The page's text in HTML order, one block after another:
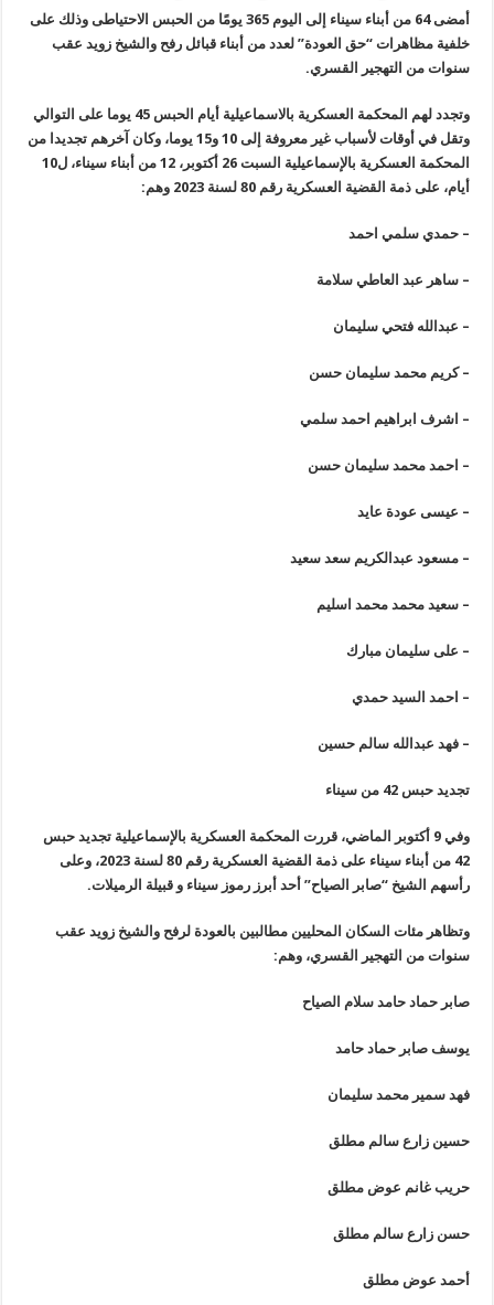
أمضى 64 من أبناء سيناء إلى اليوم 365 يومًا من الحبس الاحتياطى وذلك على
خلفية مظاهرات “حق العودة” لعدد من أبناء قبائل رفح والشيخ زويد عقب
سنوات من التهجير القسري.
وتجدد لهم المحكمة العسكرية بالاسماعيلية أيام الحبس 45 يوما على التوالي
وتقل في أوقات لأسباب غير معروفة إلى 10 و15 يوما، وكان آخرهم تجديدا من
المحكمة العسكرية بالإسماعيلية السبت 26 أكتوبر، 12 من أبناء سيناء، ل10
أيام، على ذمة القضية العسكرية رقم 80 لسنة 2023 وهم:
– حمدي سلمي احمد
– ساهر عبد العاطي سلامة
– عبدالله فتحي سليمان
– كريم محمد سليمان حسن
– اشرف ابراهيم احمد سلمي
– احمد محمد سليمان حسن
– عيسى عودة عايد
– مسعود عبدالكريم سعد سعيد
– سعيد محمد محمد اسليم
– على سليمان مبارك
– احمد السيد حمدي
– فهد عبدالله سالم حسين
تجديد حبس 42 من سيناء
وفي 9 أكتوبر الماضي، قررت المحكمة العسكرية بالإسماعيلية تجديد حبس
42 من أبناء سيناء على ذمة القضية العسكرية رقم 80 لسنة 2023، وعلى
رأسهم الشيخ “صابر الصياح” أحد أبرز رموز سيناء و قبيلة الرميلات.
وتظاهر مئات السكان المحليين مطالبين بالعودة لرفح والشيخ زويد عقب
سنوات من التهجير القسري، وهم:
صابر حماد حامد سلام الصياح
يوسف صابر حماد حامد
فهد سمير محمد سليمان
حسين زارع سالم مطلق
حريب غانم عوض مطلق
حسن زارع سالم مطلق
أحمد عوض مطلق